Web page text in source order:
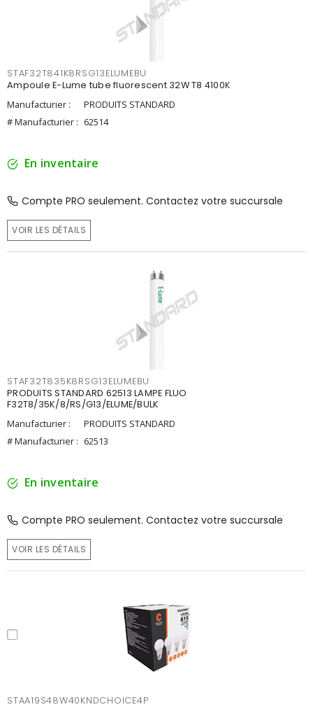
STAF32T841K8RSG13ELUMEBU
Ampoule E-Lume tube fluorescent 32W T8 4100K
Manufacturier :
PRODUITS STANDARD
# Manufacturier : 62514
En inventaire
Compte PRO seulement. Contactez votre succursale
VOIR LES DÉTAILS
STAF32T835K8RSG13ELUMEBU
PRODUITS STANDARD 62513 LAMPE FLUO
F32T8/35K/8/RS/G13/ELUME/BULK
Manufacturier :
PRODUITS STANDARD
# Manufacturier : 62513
En inventaire
Compte PRO seulement. Contactez votre succursale
VOIR LES DÉTAILS
STAA19S48W40KNDCHOICE4P